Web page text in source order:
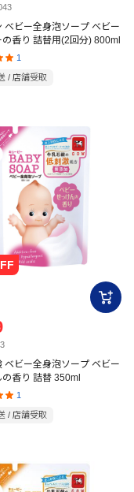
ベビー全身泡ソープ ベビー
の香り 詰替用(2回分) 800ml
1
/ 店舗受取
ベビー全身泡ソープ ベビー
香り 詰替 350ml
1
/ 店舗受取